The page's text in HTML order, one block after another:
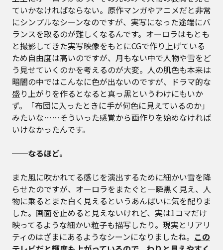
ていかなければならない。原作マンガやアニメだと非常
にシンプルなシーンなのですが、実写になった途端にバ
ランスを取るのが難しくなるんです。オーロラはもとも
と撮影してきた実写映像をもとにCGで作り上げている
ため自由度は高いのですが、月もない中で人物や雪をど
う見せていくのかを考えるのが大変。人の肌色も本来は
暗闇の中ではこんなに色が出ないのですが、ドラマ的な
盛り上がりを作るとなると真っ黒というわけにもいか
ず。「布団に入ったときに手が何色に見えているのか」
みたいな……そういった感覚から画作りを始めなければ
いけなかったんです。
──なるほど。
また風に吹かれてる感じを演出するために細かい雪を降
らせたのですが、オーロラをまたぐと一瞬黒く見え、人
物に乗るとまた白く見えるというあんばいに気を配りま
した。画面を止めると見えないけれど、実は1コマだけ
映ってるような細かい粒子も描写したり。現実とリアリ
ティのはざまにあるようなシーンになりましたね。 この